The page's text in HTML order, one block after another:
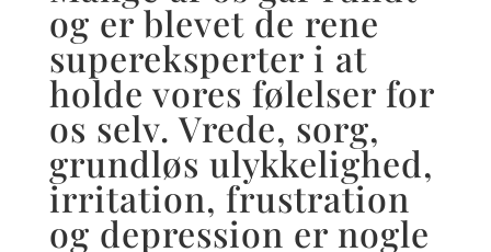
og er blevet de rene
supereksperter i at
holde vores følelser for
os selv. Vrede, sorg,
grundløs ulykkelighed,
irritation, frustration
og depression er nogle